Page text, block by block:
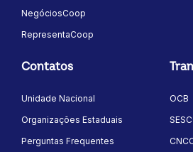
NegóciosCoop
RepresentaCoop
Contatos
Unidade Nacional
Organizações Estaduais
Perguntas Frequentes
OCB